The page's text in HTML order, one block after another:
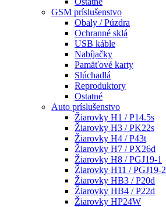
GSM príslušenstvo
Obaly / Púzdra
Ochranné sklá
USB káble
Nabíjačky
Pamäťové karty
Slúchadlá
Reproduktory
Ostatné
Auto príslušenstvo
Žiarovky H1 / P14.5s
Žiarovky H3 / PK22s
Žiarovky H4 / P43t
Žiarovky H7 / PX26d
Žiarovky H8 / PGJ19-1
Žiarovky H11 / PGJ19-2
Žiarovky HB3 / P20d
Žiarovky HB4 / P22d
Žiarovky HP24W